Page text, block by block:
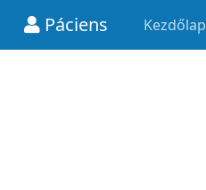
Páciens Kezdőlap